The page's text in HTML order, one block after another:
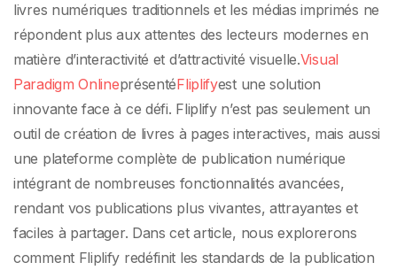
livres numériques traditionnels et les médias imprimés ne
répondent plus aux attentes des lecteurs modernes en
matière d’interactivité et d’attractivité visuelle.Visual
Paradigm OnlineprésentéFliplifyest une solution
innovante face à ce défi. Fliplify n’est pas seulement un
outil de création de livres à pages interactives, mais aussi
une plateforme complète de publication numérique
intégrant de nombreuses fonctionnalités avancées,
rendant vos publications plus vivantes, attrayantes et
faciles à partager. Dans cet article, nous explorerons
comment Fliplify redéfinit les standards de la publication